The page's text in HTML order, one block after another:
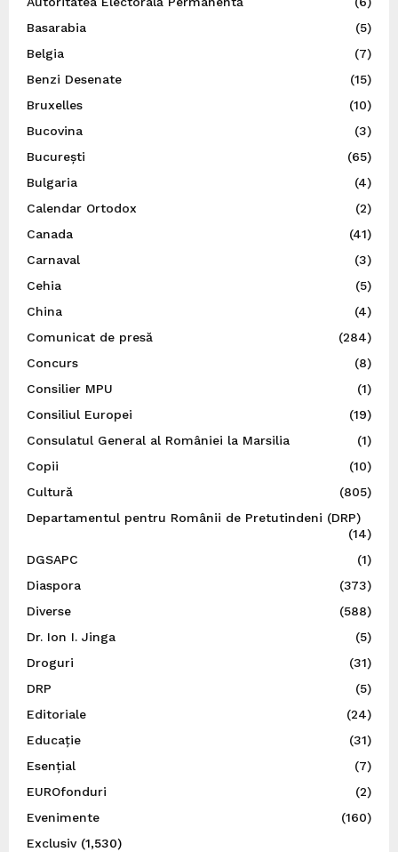
Basarabia
(5)
Belgia
(7)
Benzi Desenate
(15)
Bruxelles
(10)
Bucovina
(3)
București
(65)
Bulgaria
(4)
Calendar Ortodox
(2)
Canada
(41)
Carnaval
(3)
Cehia
(5)
China
(4)
Comunicat de presă
(284)
Concurs
(8)
Consilier MPU
(1)
Consiliul Europei
(19)
Consulatul General al României la Marsilia
(1)
Copii
(10)
Cultură
(805)
Departamentul pentru Românii de Pretutindeni (DRP)
(14)
DGSAPC
(1)
Diaspora
(373)
Diverse
(588)
Dr. Ion I. Jinga
(5)
Droguri
(31)
DRP
(5)
Editoriale
(24)
Educație
(31)
Esențial
(7)
EUROfonduri
(2)
Evenimente
(160)
Exclusiv(1,530)